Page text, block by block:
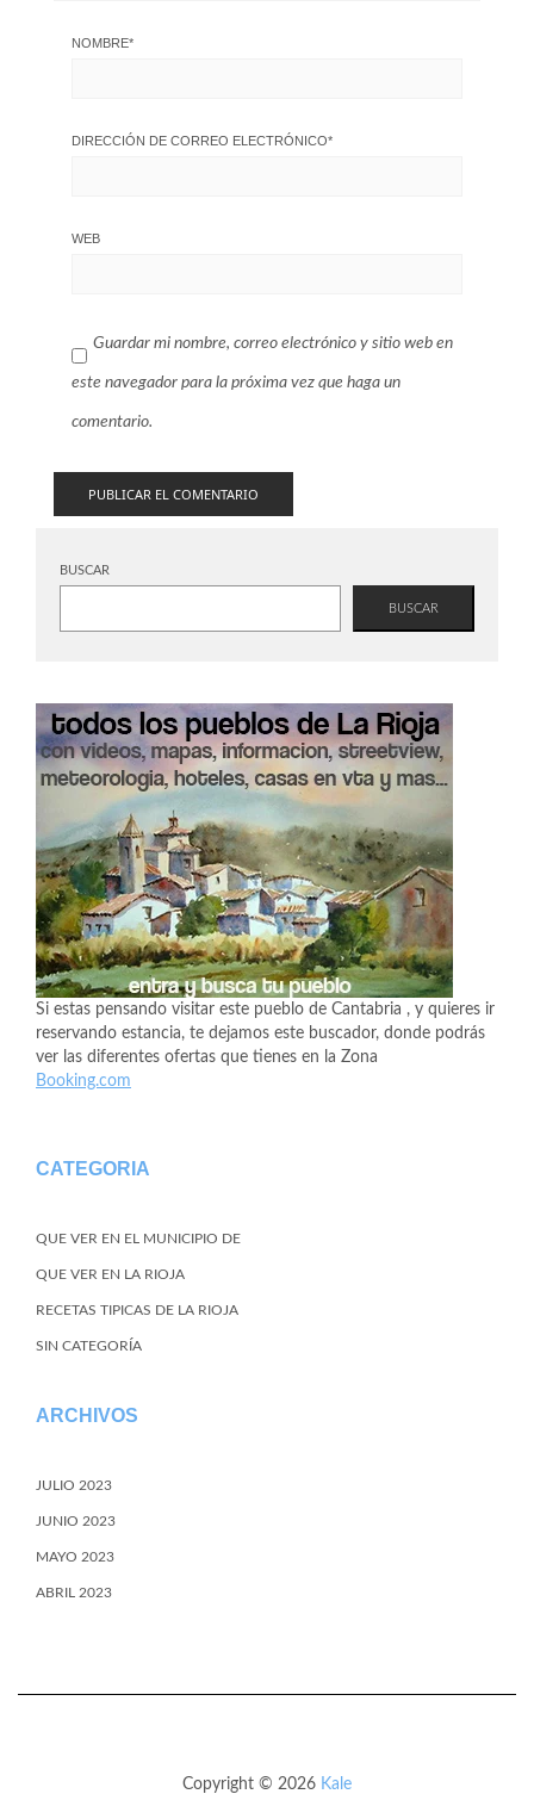
NOMBRE*
DIRECCIÓN DE CORREO ELECTRÓNICO*
WEB
Guardar mi nombre, correo electrónico y sitio web en
este navegador para la próxima vez que haga un
comentario.
BUSCAR
BUSCAR
Si estas pensando visitar este pueblo de Cantabria , y quieres ir
reservando estancia, te dejamos este buscador, donde podrás
ver las diferentes ofertas que tienes en la Zona
Booking.com
CATEGORIA
QUE VER EN EL MUNICIPIO DE
QUE VER EN LA RIOJA
RECETAS TIPICAS DE LA RIOJA
SIN CATEGORÍA
ARCHIVOS
JULIO 2023
JUNIO 2023
MAYO 2023
ABRIL 2023
Copyright © 2026 Kale